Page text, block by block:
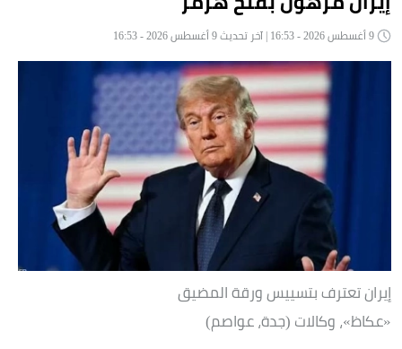
إيران تعترف بتسييس ورقة المضيق
«عكاظ»، وكالات (جدة، عواصم)